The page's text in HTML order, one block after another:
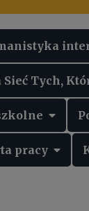
Tych,
pracy